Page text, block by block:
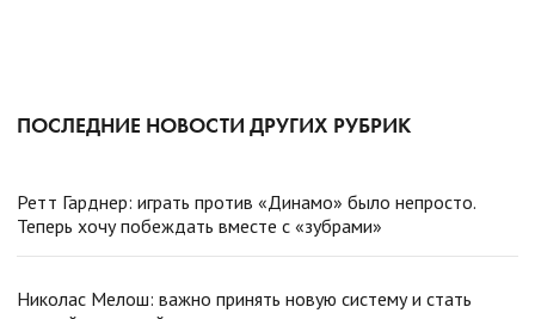
ПОСЛЕДНИЕ НОВОСТИ ДРУГИХ РУБРИК
Ретт Гарднер: играть против «Динамо» было непросто.
Теперь хочу побеждать вместе с «зубрами»
Николас Мелош: важно принять новую систему и стать